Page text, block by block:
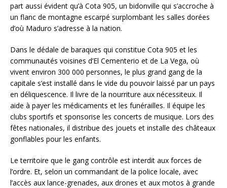
part aussi évident qu’à Cota 905, un bidonville qui s’accroche à
un flanc de montagne escarpé surplombant les salles dorées
d’où Maduro s’adresse à la nation.
Dans le dédale de baraques qui constitue Cota 905 et les
communautés voisines d’El Cementerio et de La Vega, où
vivent environ 300 000 personnes, le plus grand gang de la
capitale s’est installé dans le vide du pouvoir laissé par un pays
en déliquescence. Il livre de la nourriture aux nécessiteux. Il
aide à payer les médicaments et les funérailles. Il équipe les
clubs sportifs et sponsorise les concerts de musique. Lors des
fêtes nationales, il distribue des jouets et installe des châteaux
gonflables pour les enfants.
Le territoire que le gang contrôle est interdit aux forces de
l’ordre. Et, selon un commandant de la police locale, avec
l’accès aux lance-grenades, aux drones et aux motos à grande